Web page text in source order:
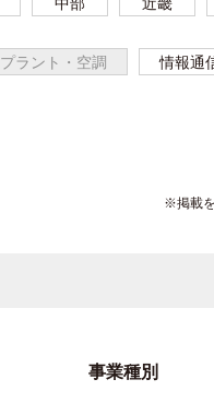
プラント・空調 情報通
※掲載
事業種別